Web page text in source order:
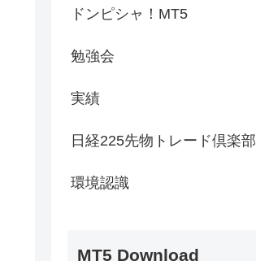
ドンピシャ！MT5
勉強会
実績
日経225先物トレード倶楽部
環境認識
MT5 Download